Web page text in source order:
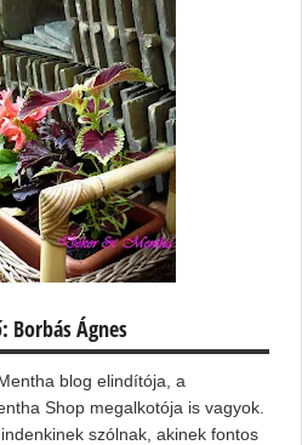
Borbás Ágnes
blog elindítója, a
Shop megalkotója is vagyok.
szólnak, akinek fontos